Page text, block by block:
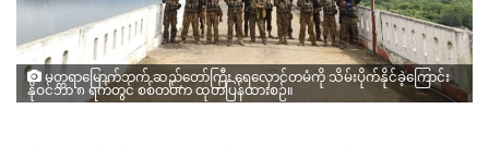
မတ္တရာမြောက်ဘက် ဆည်တော်ကြီး ရေလှောင်တမံကို သိမ်းပိုက်နိုင်ခဲ့ကြောင်း
နိုဝင်ဘာ ၈ ရက်တွင် စစ်တပ်က ထုတ်ပြန်ထားစဉ်။